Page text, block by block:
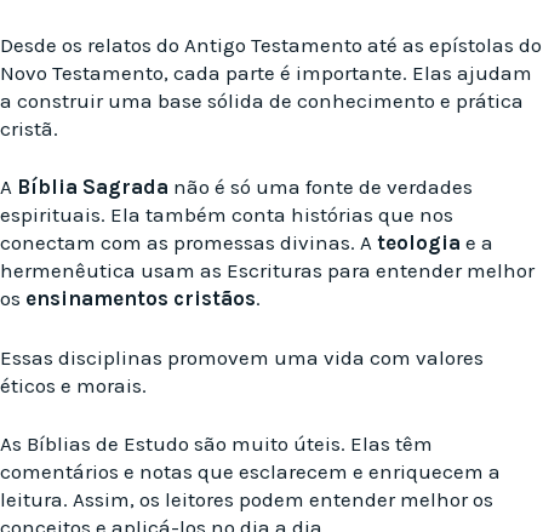
Desde os relatos do Antigo Testamento até as epístolas do
Novo Testamento, cada parte é importante. Elas ajudam
a construir uma base sólida de conhecimento e prática
cristã.
A Bíblia Sagrada não é só uma fonte de verdades
espirituais. Ela também conta histórias que nos
conectam com as promessas divinas. A teologia e a
hermenêutica usam as Escrituras para entender melhor
os ensinamentos cristãos.
Essas disciplinas promovem uma vida com valores
éticos e morais.
As Bíblias de Estudo são muito úteis. Elas têm
comentários e notas que esclarecem e enriquecem a
leitura. Assim, os leitores podem entender melhor os